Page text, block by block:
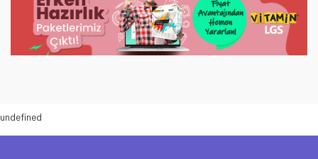
undefined